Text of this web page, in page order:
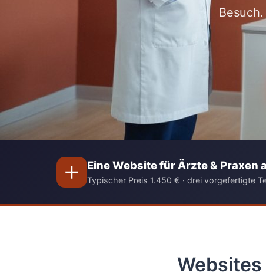
Eine Website für Ärzte & Praxen
Typischer Preis 1.450 € · drei vorgefertigte